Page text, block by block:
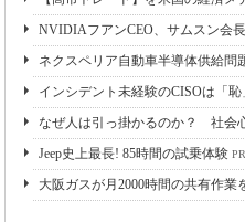
NVIDIAフアンCEO、サムスン会
ネクスペリア自動車半導体供給問
インシデント未経験のCISOは「
なぜ人は引っ掛かるのか？ 社会
Jeep史上最長! 85時間の試乗体験
大阪ガスが月2000時間の共有作